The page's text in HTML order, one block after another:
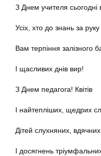
З Днем учителя сьогодні
Усіх, хто до знань за
Вам терпіння залізного
І щасливих днів вир!
З Днем педагога! Квітів
І найтепліших, щедрих
Дітей слухняних, вдячних
І досягнень